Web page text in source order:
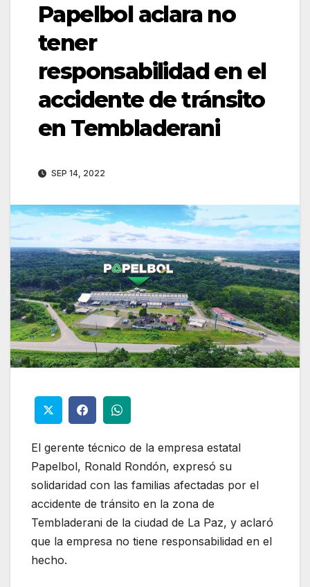
Papelbol aclara no
tener
responsabilidad en el
accidente de tránsito
en Tembladerani
SEP 14, 2022
El gerente técnico de la empresa estatal
Papelbol, Ronald Rondón, expresó su
solidaridad con las familias afectadas por el
accidente de tránsito en la zona de
Tembladerani de la ciudad de La Paz, y aclaró
que la empresa no tiene responsabilidad en el
hecho.